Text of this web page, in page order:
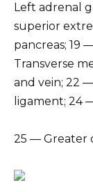
Left adrenal
superior
pancreas; 19
Transverse
and vein; 22
ligament; 24
25 — Greater